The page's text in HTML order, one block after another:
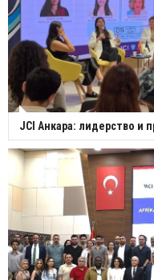
JCI Анкара: лидерство и